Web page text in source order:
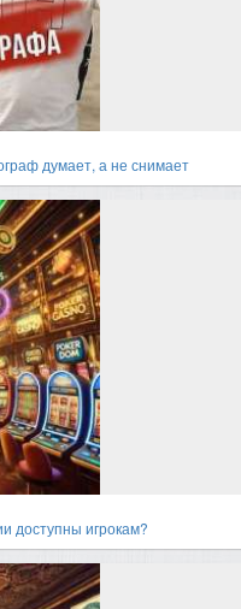
думает, а не снимает
доступны игрокам?